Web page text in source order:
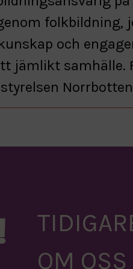
folkbildning,
och
jämlikt samhälle.
OM OSS